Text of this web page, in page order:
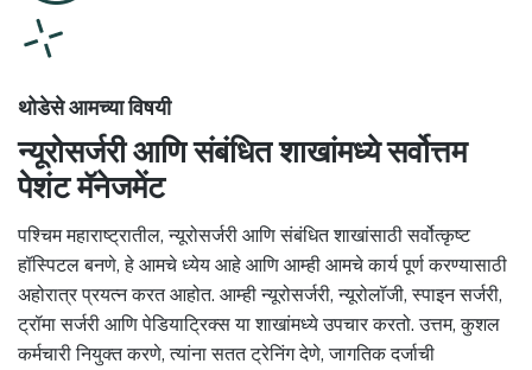
थोडेसे आमच्या विषयी
न्यूरोसर्जरी आणि संबंधित शाखांमध्ये सर्वोत्तम
पेशंट मॅनेजमेंट
पश्चिम महाराष्ट्रातील, न्यूरोसर्जरी आणि संबंधित शाखांसाठी सर्वोत्कृष्ट
हॉस्पिटल बनणे, हे आमचे ध्येय आहे आणि आम्ही आमचे कार्य पूर्ण करण्यासाठी
अहोरात्र प्रयत्न करत आहोत. आम्ही न्यूरोसर्जरी, न्यूरोलॉजी, स्पाइन सर्जरी,
ट्रॉमा सर्जरी आणि पेडियाट्रिक्स या शाखांमध्ये उपचार करतो. उत्तम, कुशल
कर्मचारी नियुक्त करणे, त्यांना सतत ट्रेनिंग देणे, जागतिक दर्जाची